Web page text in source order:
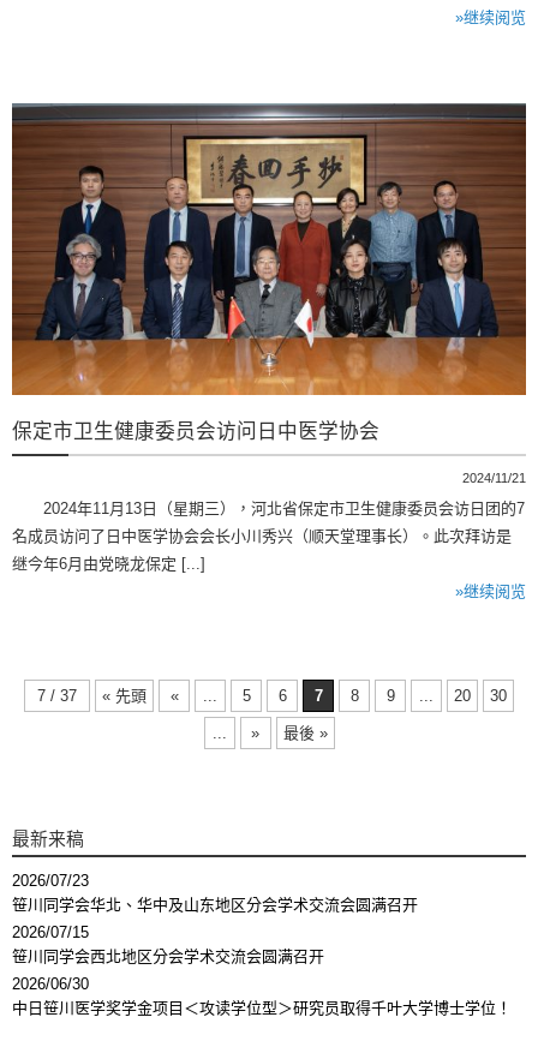
»继续阅览
保定市卫生健康委员会访问日中医学协会
2024/11/21
2024年11月13日（星期三），河北省保定市卫生健康委员会访日团的7
名成员访问了日中医学协会会长小川秀兴（顺天堂理事长）。此次拜访是
继今年6月由党晓龙保定 [...]
»继续阅览
7 / 37 « 先頭 « 5 6 7 8 9 20 30
» 最後 »
最新来稿
2026/07/23
笹川同学会华北、华中及山东地区分会学术交流会圆满召开
2026/07/15
笹川同学会西北地区分会学术交流会圆满召开
2026/06/30
中日笹川医学奖学金项目＜攻读学位型＞研究员取得千叶大学博士学位！